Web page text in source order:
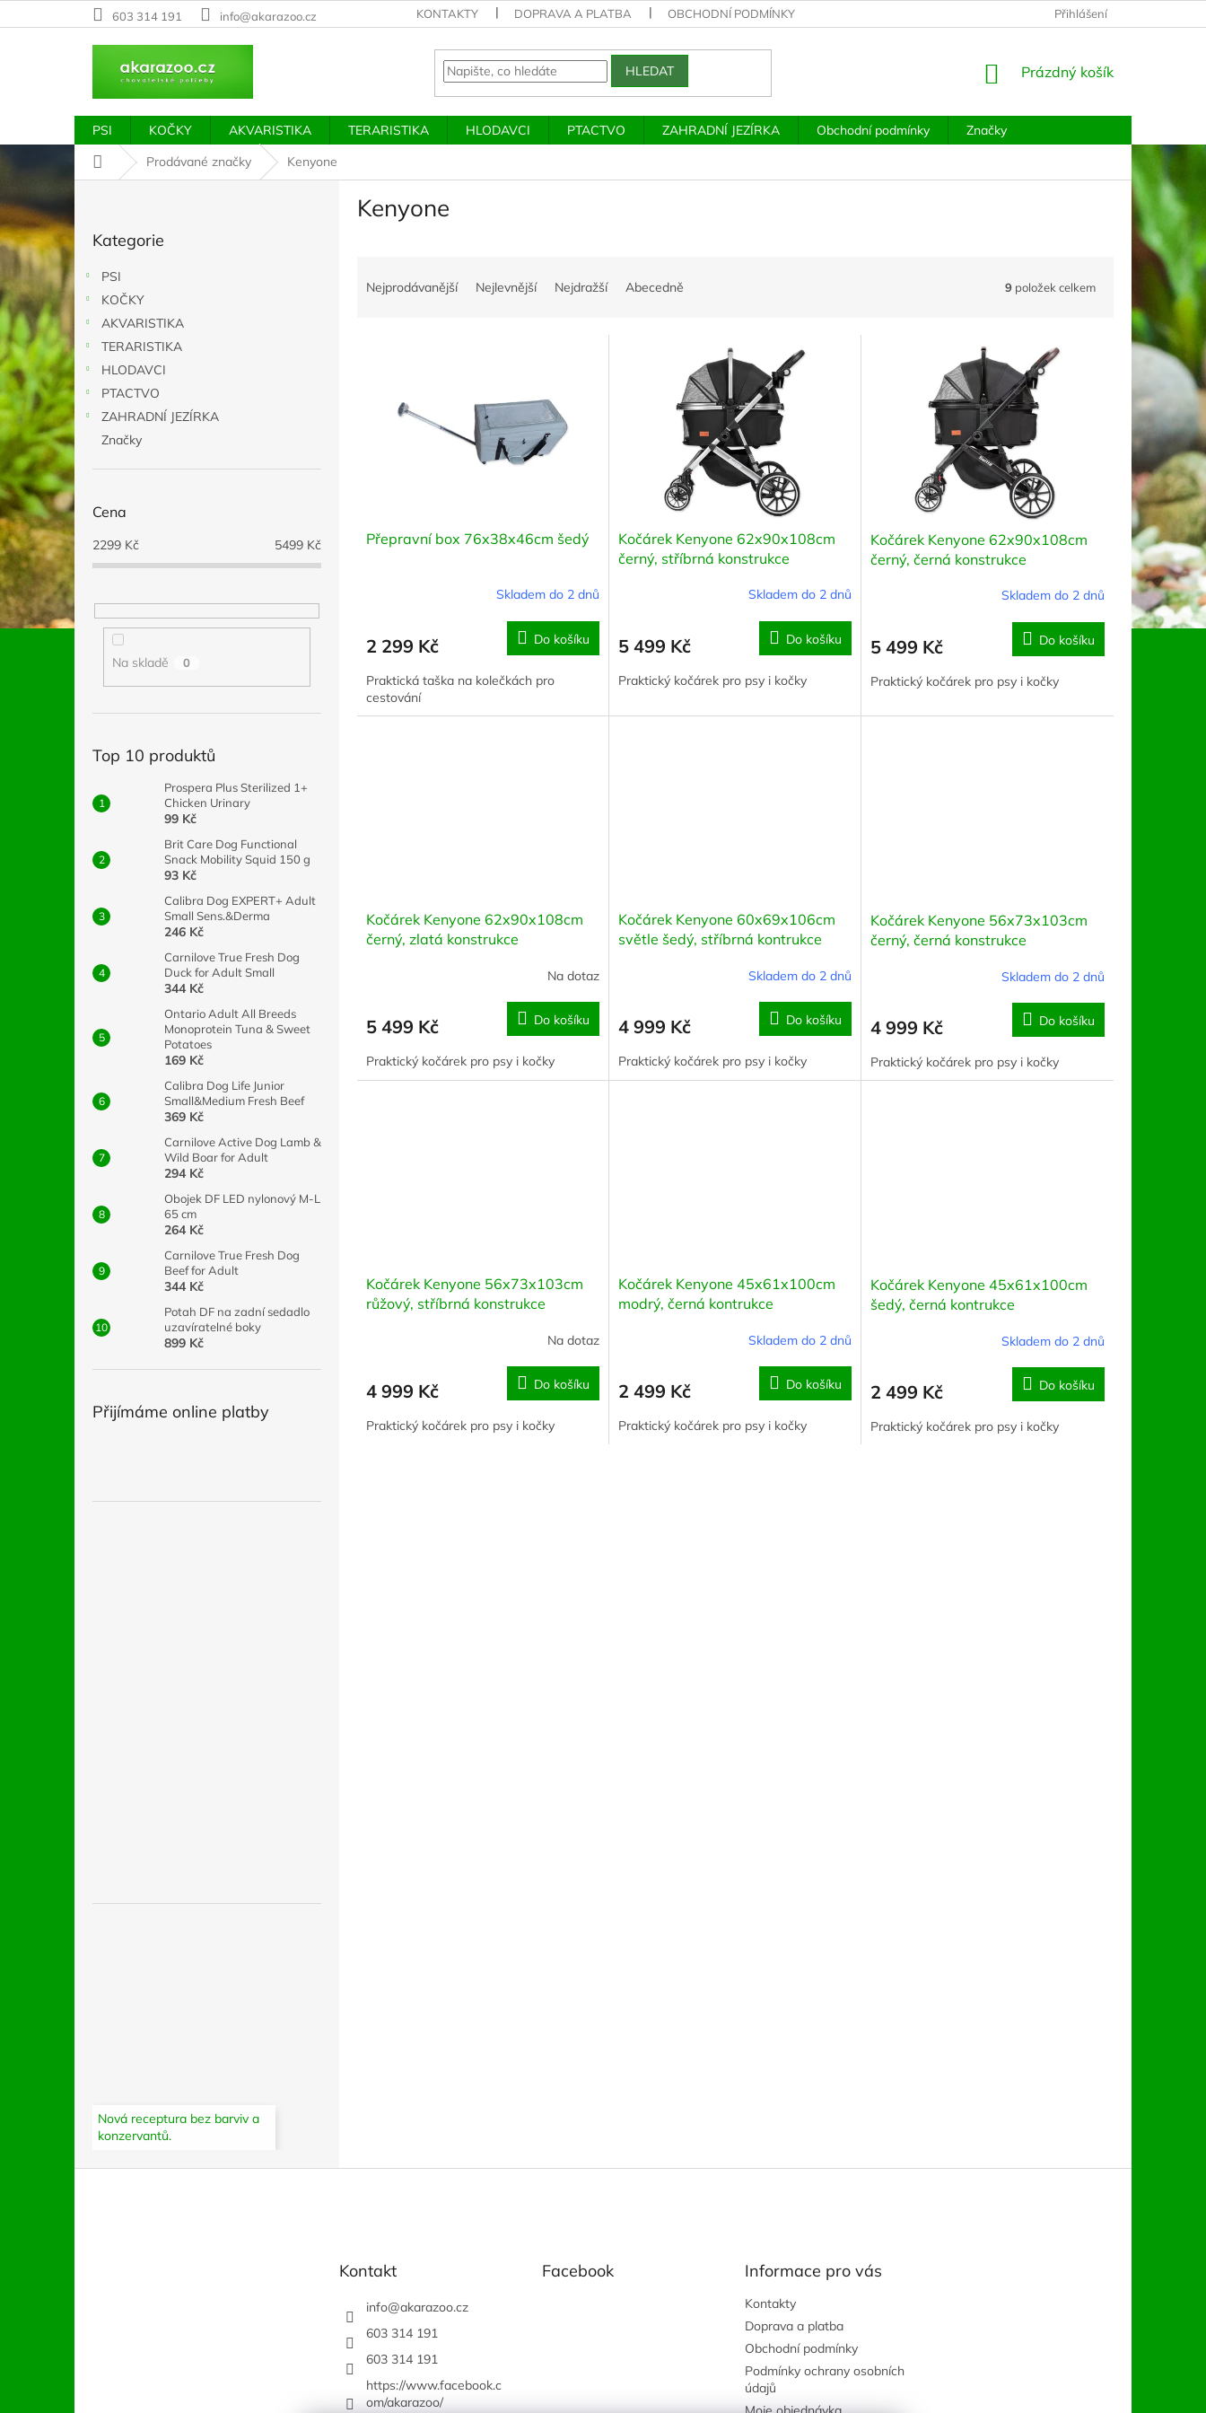
na
603 314 191 info@akarazoo.cz KONTAKTY DOPRAVA A PLATBA OBCHODNÍ PODMÍNKY PODMÍNKY OCHRANY OSOBNÍCH ÚDAJŮ MOJE OBJEDNÁVKA
Přihlášení
HLEDAT
NÁKUPNÍ
Prázdný košík
PSI KOČKY AKVARISTIKA TERARISTIKA HLODAVCI PTACTVO ZAHRADNÍ JEZÍRKA Obchodní podmínky
Značky
Domů
Prodávané značky Kenyone
s
t
r
a
í
p
a
n
e
l
kategorie
Kategorie
PSI
KOČKY
AKVARISTIKA
TERARISTIKA
HLODAVCI
PTACTVO
ZAHRADNÍ JEZÍRKA
Značky
Cena
2299 Kč 5499 Kč
Na skladě 0
Top 10 produktů
Prospera Plus Sterilized 1+
Chicken Urinary
99 Kč
Brit Care Dog Functional
Snack Mobility Squid 150 g
93 Kč
Calibra Dog EXPERT+ Adult
Small Sens.&Derma
246 Kč
Carnilove True Fresh Dog
Duck for Adult Small
344 Kč
Ontario Adult All Breeds
Monoprotein Tuna & Sweet
Potatoes
169 Kč
Calibra Dog Life Junior
Small&Medium Fresh Beef
369 Kč
Carnilove Active Dog Lamb &
Wild Boar for Adult
294 Kč
Obojek DF LED nylonový M-L
65 cm
264 Kč
Carnilove True Fresh Dog
Beef for Adult
344 Kč
Potah DF na zadní sedadlo
uzavíratelné boky
899 Kč
Přijímáme online platby
Nová receptura bez barviv a
konzervantů.
Kenyone
Nejprodávanější Nejlevnější Nejdražší Abecedně 9 položek celkem
Přepravní box 76x38x46cm šedý
Skladem do 2 dnů
2 299 Kč Do košíku
Praktická taška na kolečkách pro
cestování
Kočárek Kenyone 62x90x108cm
černý, stříbrná konstrukce
Skladem do 2 dnů
5 499 Kč Do košíku
Praktický kočárek pro psy i kočky
Kočárek Kenyone 62x90x108cm
černý, černá konstrukce
Skladem do 2 dnů
5 499 Kč Do košíku
Praktický kočárek pro psy i kočky
Kočárek Kenyone 62x90x108cm
černý, zlatá konstrukce
Na dotaz
5 499 Kč Do košíku
Praktický kočárek pro psy i kočky
Kočárek Kenyone 60x69x106cm
světle šedý, stříbrná kontrukce
Skladem do 2 dnů
4 999 Kč Do košíku
Praktický kočárek pro psy i kočky
Kočárek Kenyone 56x73x103cm
černý, černá konstrukce
Skladem do 2 dnů
4 999 Kč Do košíku
Praktický kočárek pro psy i kočky
Kočárek Kenyone 56x73x103cm
růžový, stříbrná konstrukce
Na dotaz
4 999 Kč Do košíku
Praktický kočárek pro psy i kočky
Kočárek Kenyone 45x61x100cm
modrý, černá kontrukce
Skladem do 2 dnů
2 499 Kč Do košíku
Praktický kočárek pro psy i kočky
Kočárek Kenyone 45x61x100cm
šedý, černá kontrukce
Skladem do 2 dnů
2 499 Kč Do košíku
Praktický kočárek pro psy i kočky
Kontakt
info@akarazoo.cz
603 314 191
603 314 191
https://www.facebook.c
om/akarazoo/
Facebook Informace pro vás
Kontakty
Doprava a platba
Obchodní podmínky
Podmínky ochrany osobních
údajů